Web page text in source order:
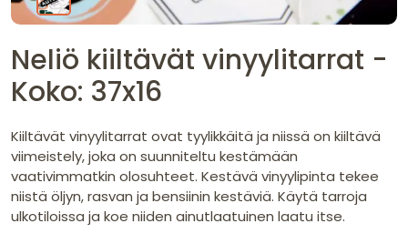
Neliö kiiltävät vinyylitarrat -
Koko: 37x16
Kiiltävät vinyylitarrat ovat tyylikkäitä ja niissä on kiiltävä
viimeistely, joka on suunniteltu kestämään
vaativimmatkin olosuhteet. Kestävä vinyylipinta tekee
niistä öljyn, rasvan ja bensiinin kestäviä. Käytä tarroja
ulkotiloissa ja koe niiden ainutlaatuinen laatu itse.